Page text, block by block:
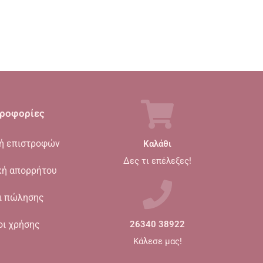
επιστροφών
απορρήτου
πώλησης
χρήσης
Καλάθι
Δες τι επέλεξες!
26340 38922
Κάλεσε μας!